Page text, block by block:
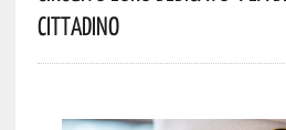
Cittadino